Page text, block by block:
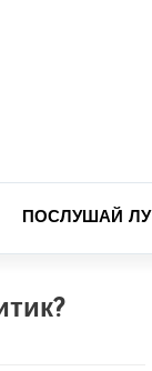
ПОСЛУШАЙ ЛУ